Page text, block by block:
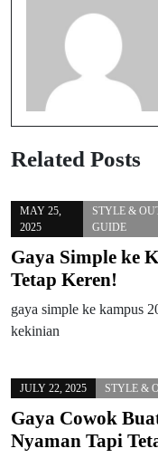
Related Posts
MAY 25,
2025
STYLE &
GUIDE
Gaya Simple ke
Tetap Keren!
gaya simple ke kampus
kekinian
JULY 22, 2025 STYLE &
Gaya Cowok
Nyaman Tapi